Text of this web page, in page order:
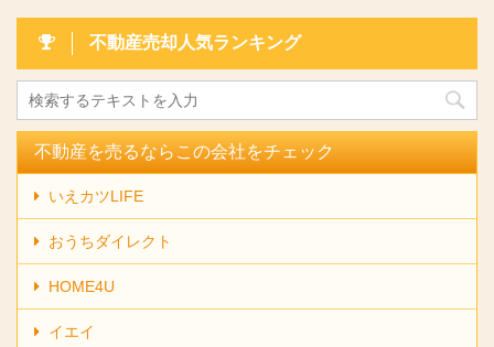
不動産売却人気ランキング
不動産を売るならこの会社をチェック
いえカツLIFE
おうちダイレクト
HOME4U
イエイ